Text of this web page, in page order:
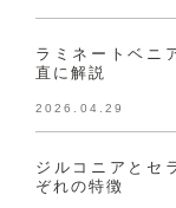
ラミネートベニ
直に解説
2026.04.29
ジルコニアとセ
ぞれの特徴